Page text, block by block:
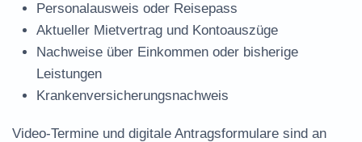
Personalausweis oder Reisepass
Aktueller Mietvertrag und Kontoauszüge
Nachweise über Einkommen oder bisherige
Leistungen
Krankenversicherungsnachweis
Video-Termine und digitale Antragsformulare sind an